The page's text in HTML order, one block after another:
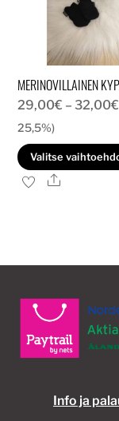
MERINOVILLAINEN
29,00€ – 32,00€
25,5%)
Valitse
Ale
Info ja